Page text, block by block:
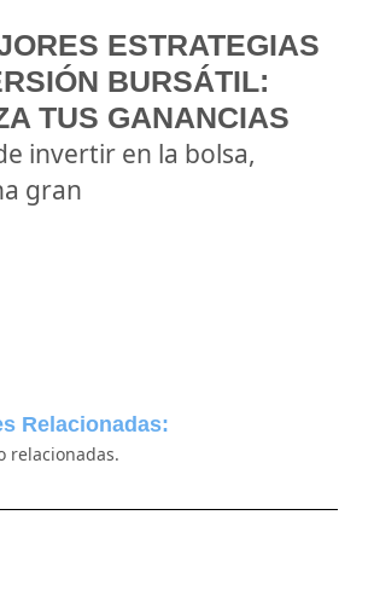
ESTRATEGIAS
BURSÁTIL:
TUS GANANCIAS
invertir en la bolsa,
gran
Relacionadas:
relacionadas.